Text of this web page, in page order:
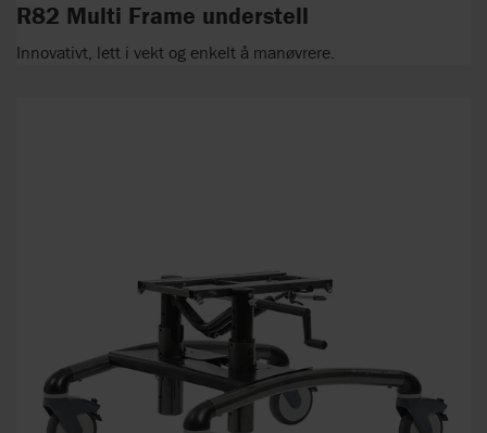
R82 Multi Frame understell
Innovativt, lett i vekt og enkelt å manøvrere.